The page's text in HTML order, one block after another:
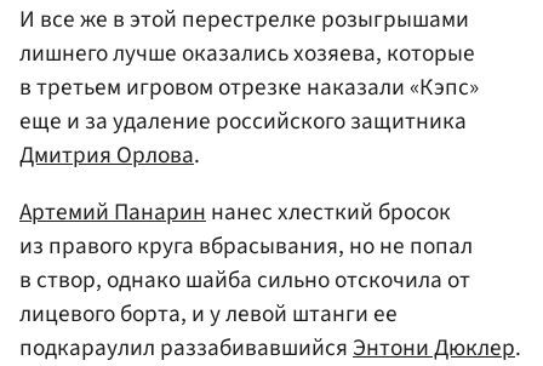
И все же в этой перестрелке розыгрышами
лишнего лучше оказались хозяева, которые
в третьем игровом отрезке наказали «Кэпс»
еще и за удаление российского защитника
Дмитрия Орлова.
Артемий Панариннанес хлесткий бросок
из правого круга вбрасывания, но не попал
в створ, однако шайба сильно отскочила от
лицевого борта, и у левой штанги ее
подкараулил раззабивавшийсяЭнтони Дюклер.